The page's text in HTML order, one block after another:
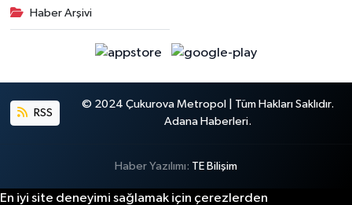
Haber Arşivi
RSS
© 2024 Çukurova Metropol | Tüm Hakları Saklıdır.
Adana Haberleri.
Haber Yazılımı: TE Bilişim
En iyi site deneyimi sağlamak için çerezlerden